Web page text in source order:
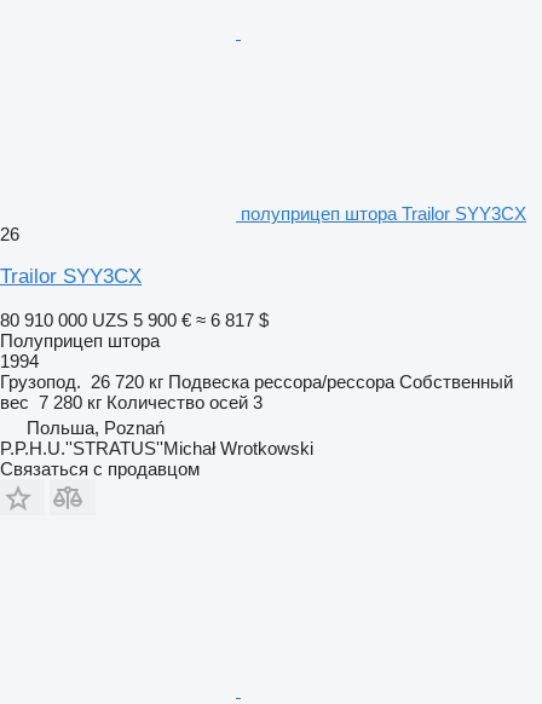
полуприцеп штора Trailor SYY3CX
26
Trailor SYY3CX
80 910 000 UZS 5 900 € ≈ 6 817 $
Полуприцеп штора
1994
Грузопод. 26 720 кг Подвеска рессора/рессора Собственный
вес 7 280 кг Количество осей 3
Польша, Poznań
P.P.H.U.''STRATUS''Michał Wrotkowski
Связаться с продавцом